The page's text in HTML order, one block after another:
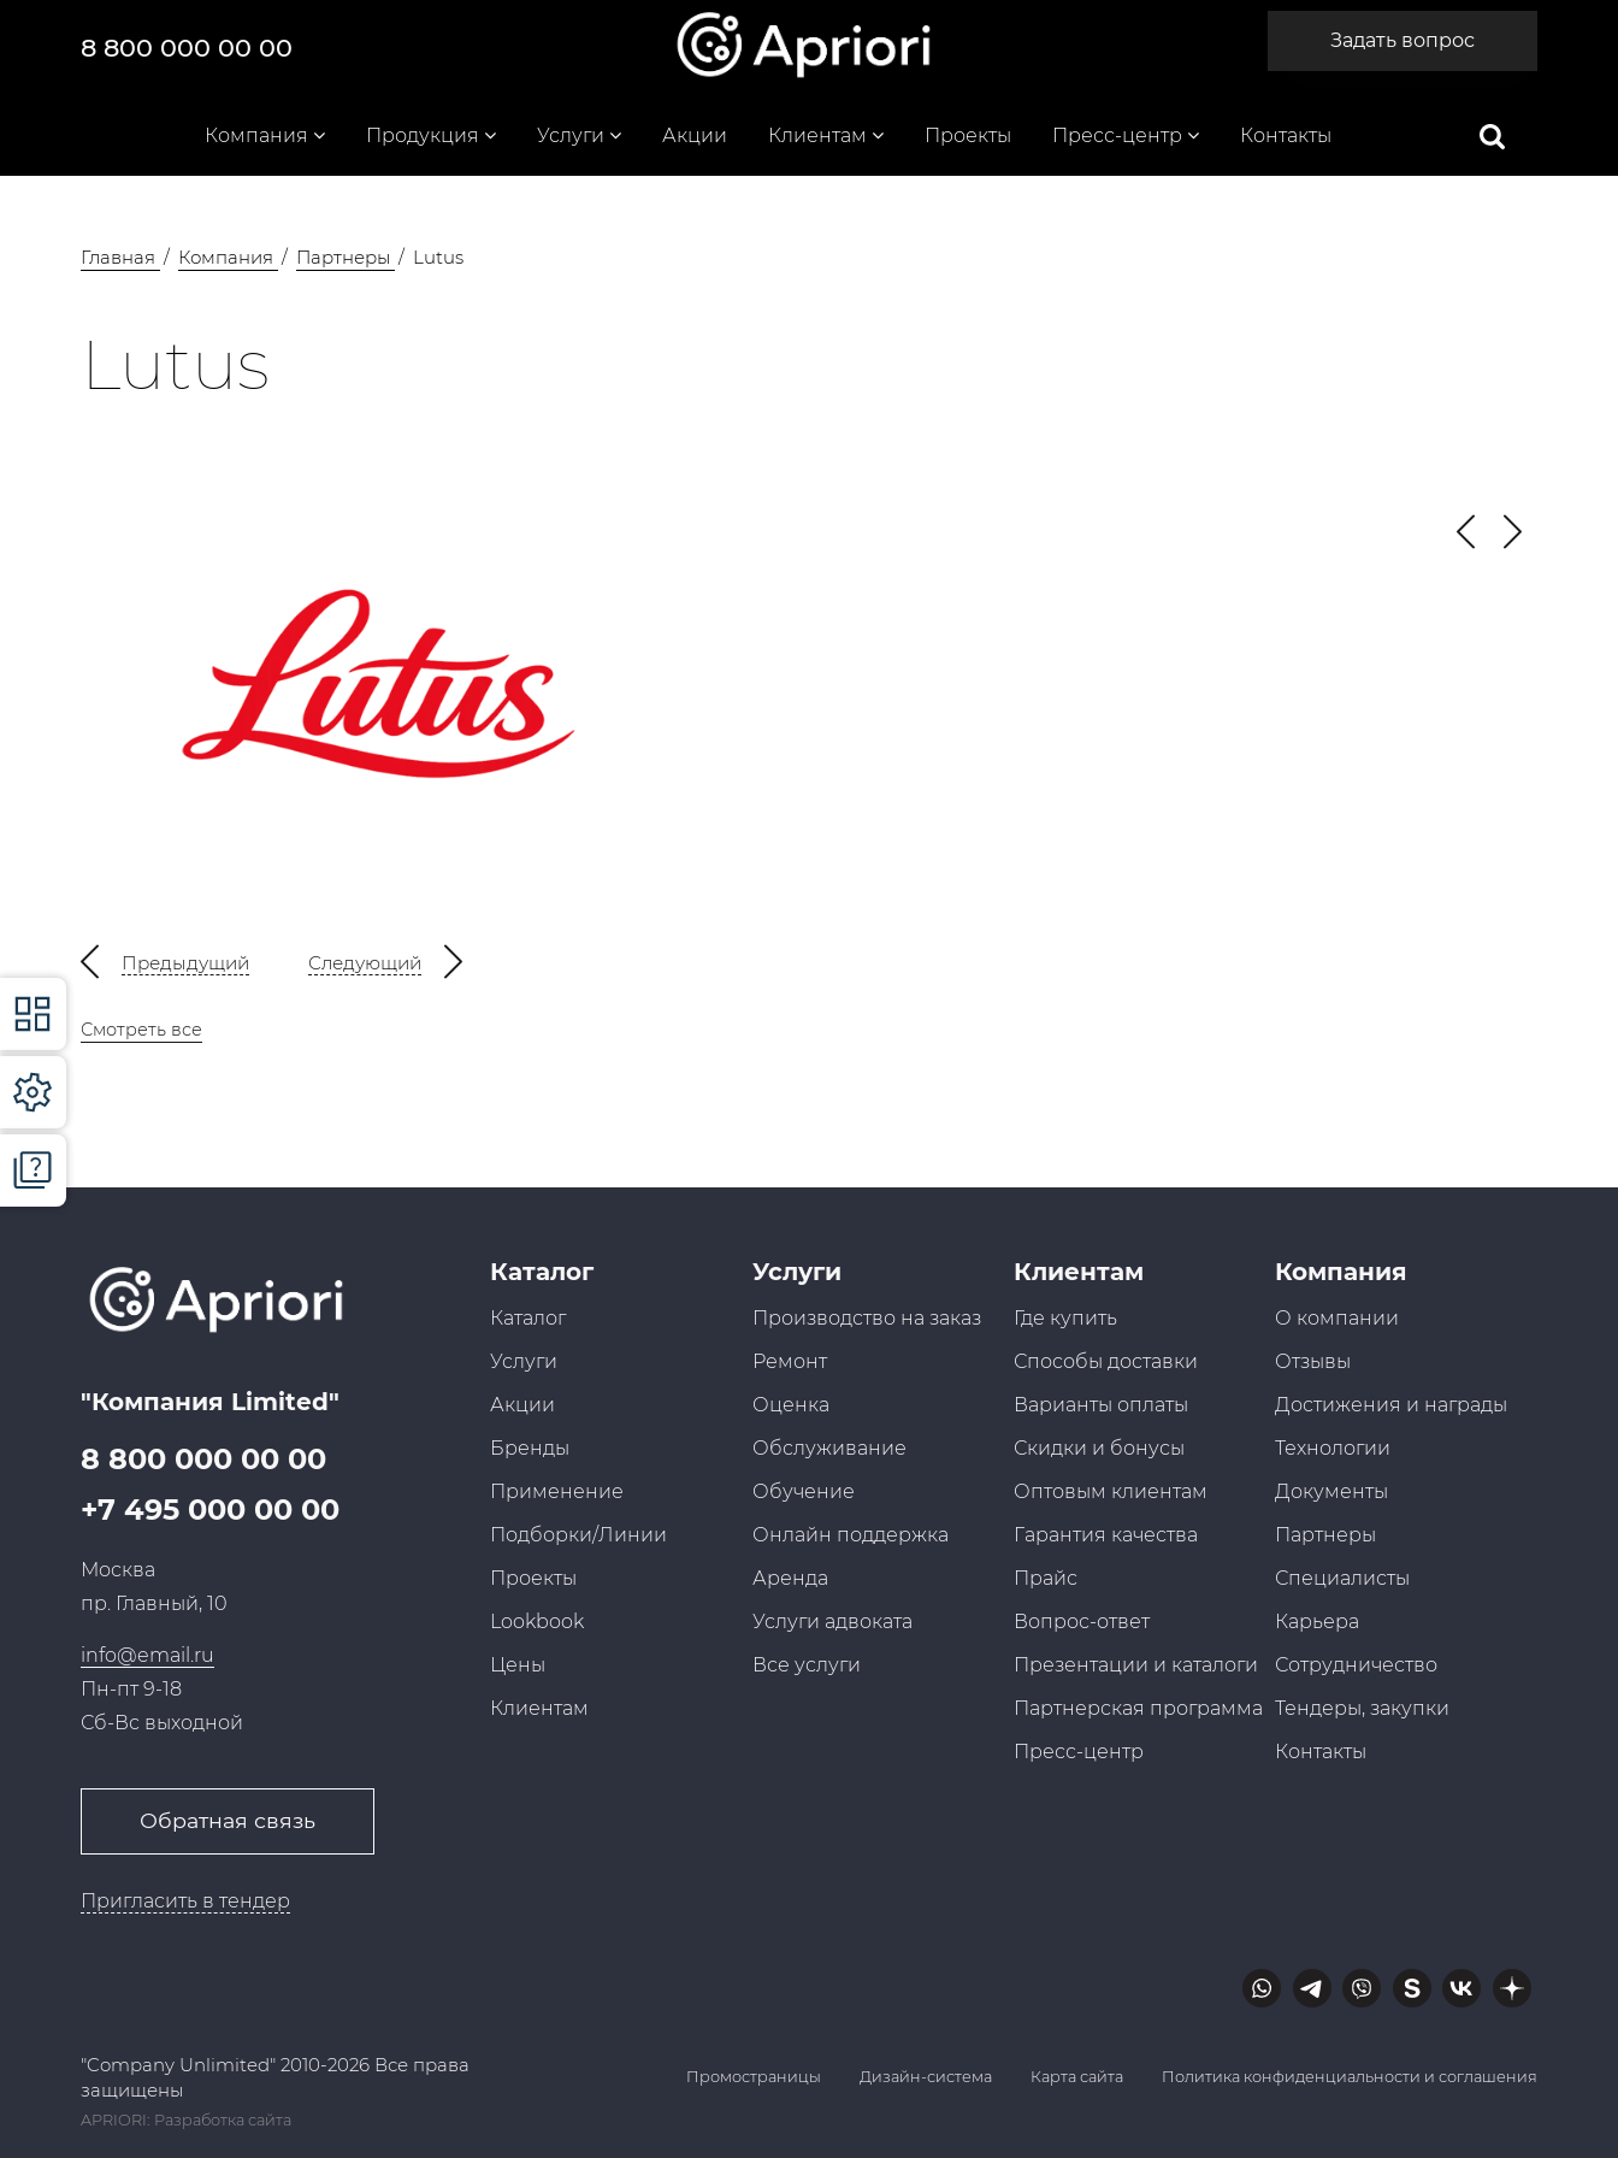
8 800 000 00 00 Задать вопрос
Компания Продукция Услуги Акции Клиентам Проекты Пресс-центр Контакты
Главная Компания Партнеры Lutus
Lutus
Предыдущий Следующий
Смотреть все
"Компания Limited"
8 800 000 00 00
+7 495 000 00 00
Москва
пр. Главный, 10
info@email.ru
Пн-пт 9-18
Сб-Вс выходной
Обратная связь
Пригласить в тендер
Каталог
Каталог
Услуги
Акции
Бренды
Применение
Подборки/Линии
Проекты
Lookbook
Цены
Клиентам
Услуги
Производство на заказ
Ремонт
Оценка
Обслуживание
Обучение
Онлайн поддержка
Аренда
Услуги адвоката
Все услуги
Клиентам
Где купить
Способы доставки
Варианты оплаты
Скидки и бонусы
Оптовым клиентам
Гарантия качества
Прайс
Вопрос-ответ
Презентации и каталоги
Партнерская программа
Пресс-центр
Компания
О компании
Отзывы
Достижения и награды
Технологии
Документы
Партнеры
Специалисты
Карьера
Сотрудничество
Тендеры, закупки
Контакты
"Company Unlimited" 2010-2026 Все права
защищены
Промостраницы Дизайн-система Карта сайта Политика конфиденциальности и соглашения
APRIORI: Разработка сайта